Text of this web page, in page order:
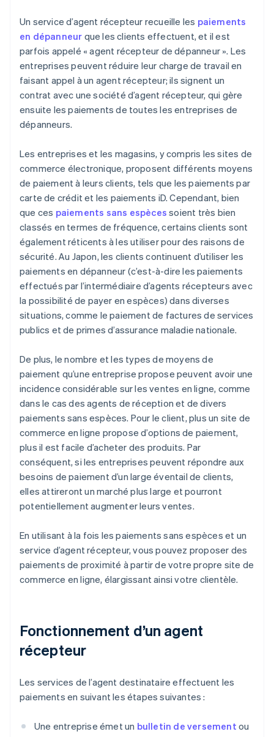
Un service d’agent récepteur recueille les paiements
en dépanneur que les clients effectuent, et il est
parfois appelé « agent récepteur de dépanneur ». Les
entreprises peuvent réduire leur charge de travail en
faisant appel à un agent récepteur; ils signent un
contrat avec une société d’agent récepteur, qui gère
ensuite les paiements de toutes les entreprises de
dépanneurs.
Les entreprises et les magasins, y compris les sites de
commerce électronique, proposent différents moyens
de paiement à leurs clients, tels que les paiements par
carte de crédit et les paiements iD. Cependant, bien
que ces paiements sans espèces soient très bien
classés en termes de fréquence, certains clients sont
également réticents à les utiliser pour des raisons de
sécurité. Au Japon, les clients continuent d’utiliser les
paiements en dépanneur (c’est-à-dire les paiements
effectués par l’intermédiaire d’agents récepteurs avec
la possibilité de payer en espèces) dans diverses
situations, comme le paiement de factures de services
publics et de primes d’assurance maladie nationale.
De plus, le nombre et les types de moyens de
paiement qu’une entreprise propose peuvent avoir une
incidence considérable sur les ventes en ligne, comme
dans le cas des agents de réception et de divers
paiements sans espèces. Pour le client, plus un site de
commerce en ligne propose d’options de paiement,
plus il est facile d’acheter des produits. Par
conséquent, si les entreprises peuvent répondre aux
besoins de paiement d’un large éventail de clients,
elles attireront un marché plus large et pourront
potentiellement augmenter leurs ventes.
En utilisant à la fois les paiements sans espèces et un
service d’agent récepteur, vous pouvez proposer des
paiements de proximité à partir de votre propre site de
commerce en ligne, élargissant ainsi votre clientèle.
Fonctionnement d’un agent
récepteur
Les services de l’agent destinataire effectuent les
paiements en suivant les étapes suivantes :
Une entreprise émet un bulletin de versement ou